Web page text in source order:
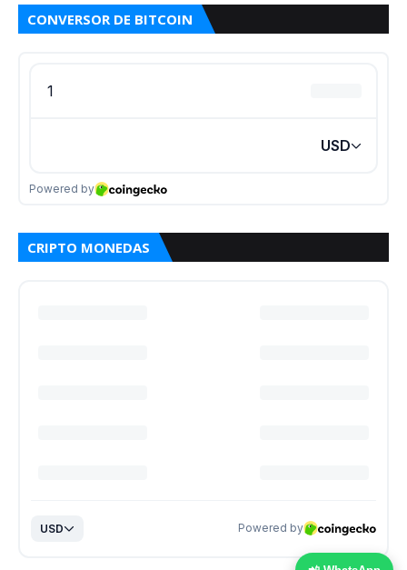
CONVERSOR DE BITCOIN
CRIPTO MONEDAS